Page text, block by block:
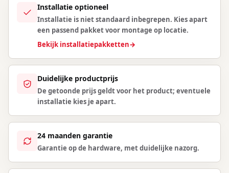
Installatie optioneel
Installatie is niet standaard inbegrepen. Kies apart
een passend pakket voor montage op locatie.
Bekijk installatiepakketten→
Duidelijke productprijs
De getoonde prijs geldt voor het product; eventuele
installatie kies je apart.
24 maanden garantie
Garantie op de hardware, met duidelijke nazorg.